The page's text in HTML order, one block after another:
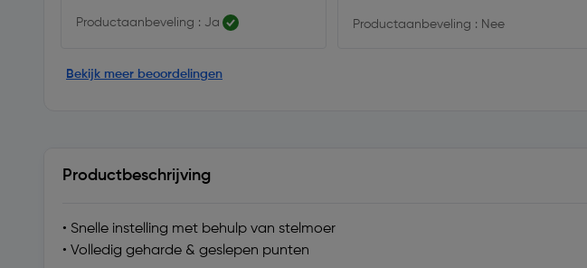
Productaanbeveling : Ja
denk dat het een gebruikte danwel
Productaanbeveling : Nee
Bekijk meer beoordelingen
Productbeschrijving
• Snelle instelling met behulp van stelmoer
• Volledig geharde & geslepen punten